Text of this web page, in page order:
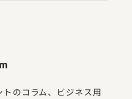
のコラム、ビジネス用